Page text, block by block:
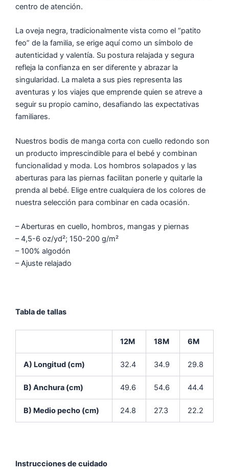
centro de atención.
La oveja negra, tradicionalmente vista como el “patito
feo” de la familia, se erige aquí como un símbolo de
autenticidad y valentía. Su postura relajada y segura
refleja la confianza en ser diferente y abrazar la
singularidad. La maleta a sus pies representa las
aventuras y los viajes que emprende quien se atreve a
seguir su propio camino, desafiando las expectativas
familiares.
Nuestros bodis de manga corta con cuello redondo son
un producto imprescindible para el bebé y combinan
funcionalidad y moda. Los hombros solapados y las
aberturas para las piernas facilitan ponerle y quitarle la
prenda al bebé. Elige entre cualquiera de los colores de
nuestra selección para combinar en cada ocasión.
– Aberturas en cuello, hombros, mangas y piernas
– 4,5-6 oz/yd²; 150-200 g/m²
– 100% algodón
– Ajuste relajado
Tabla de tallas
12M 18M 6M
A) Longitud (cm) 32.4 34.9 29.8
B) Anchura (cm) 49.6 54.6 44.4
B) Medio pecho (cm) 24.8 27.3 22.2
Instrucciones de cuidado